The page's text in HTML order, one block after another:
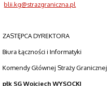
blii.kg@strazgraniczna.pl
ZASTĘPCA DYREKTORA
Biura Łączności i Informatyki
Komendy Głównej Straży Granicznej
płk SG Wojciech WYSOCKI